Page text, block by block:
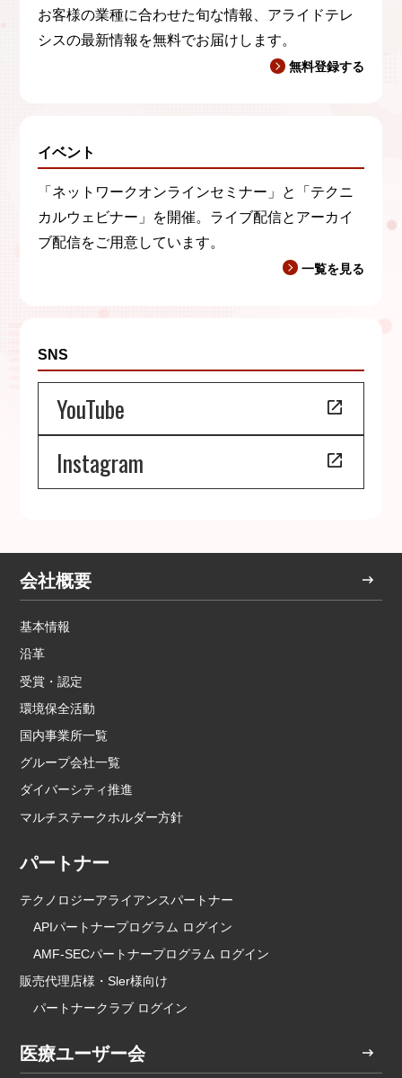
お客様の業種に合わせた旬な情報、アライドテレ
シスの最新情報を無料でお届けします。
無料登録する
イベント
「ネットワークオンラインセミナー」と「テクニ
カルウェビナー」を開催。ライブ配信とアーカイ
ブ配信をご用意しています。
一覧を見る
SNS
YouTube
Instagram
会社概要
基本情報
沿革
受賞・認定
環境保全活動
国内事業所一覧
グループ会社一覧
ダイバーシティ推進
マルチステークホルダー方針
パートナー
テクノロジーアライアンスパートナー
APIパートナープログラム ログイン
AMF-SECパートナープログラム ログイン
販売代理店様・Sler様向け
パートナークラブ ログイン
医療ユーザー会